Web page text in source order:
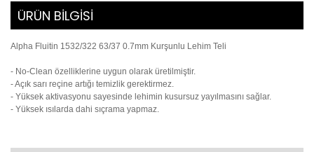
ÜRÜN BİLGİSİ
Alpha Fluitin 1532/322 63/37 0.7mm Kurşunlu Lehim Teli
- No-Clean özelliklerine uygun olarak üretilmiştir.
- Açık sarı reçine artığı temizlik gerektirmez.
- Yüksek aktivasyonu sayesinde lehimin kusursuz yayılmasını sağlar.
- Yüksek ısılarda dahi sıçrama yapmaz.